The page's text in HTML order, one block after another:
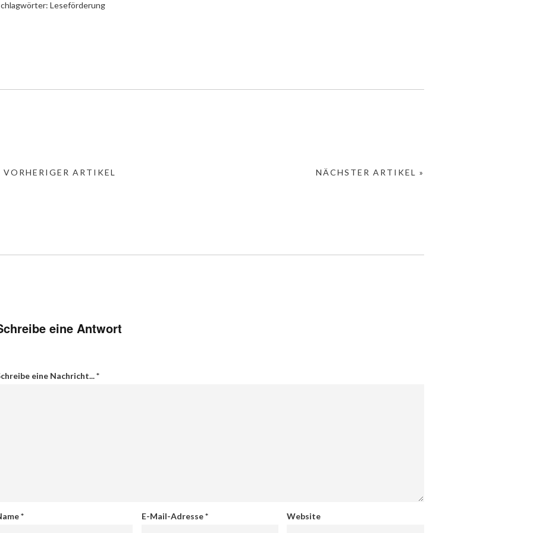
Leseförderung
NÄCHSTER ARTIKEL »
VORHERIGER ARTIKEL
eine Antwort
eine Nachricht...*
* E-Mail-Adresse* Website